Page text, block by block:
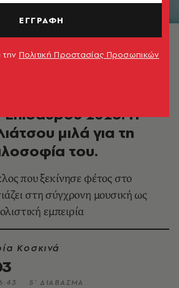
2026: Η
μιλά για τη
του.
που ξεκίνησε φέτος στο
στη σύγχρονη μουσική ως
ολιστική εμπειρία
Κοσκινά
5’ ΔΙΑΒΑΣΜΑ
ΕΓΓΡΑΦΗ
Πολιτική Προστασίας Προσωπικών